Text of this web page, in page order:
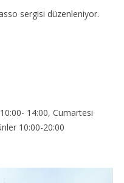
sergisi düzenleniyor.
14:00, Cumartesi
10:00-20:00